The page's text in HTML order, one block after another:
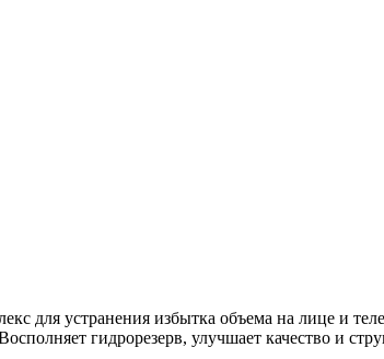
устранения избытка объема на лице и
гидрорезерв, улучшает качество и